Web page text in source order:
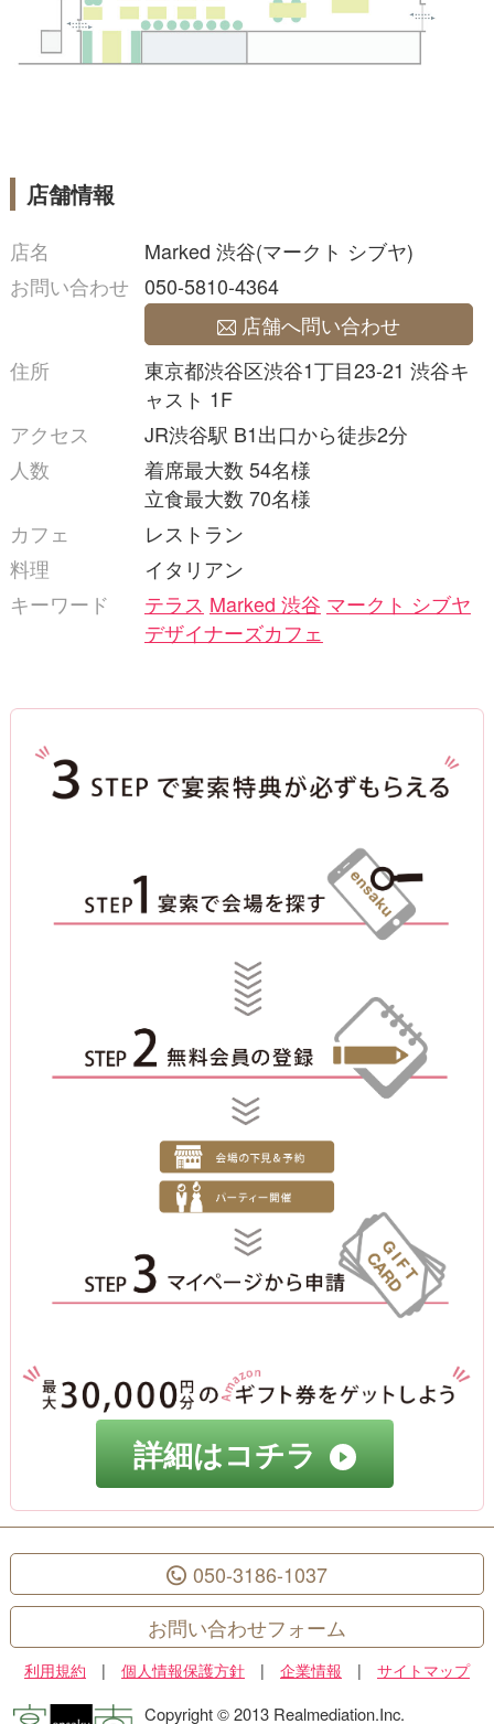
店舗情報
店名
Marked 渋谷(マークト シブヤ)
お問い合わせ 050-5810-4364
店舗へ問い合わせ
住所
東京都渋谷区渋谷1丁目23-21 渋谷キ
ャスト 1F
アクセス
JR渋谷駅 B1出口から徒歩2分
人数
着席最大数 54名様
立食最大数 70名様
カフェ
レストラン
料理
イタリアン
キーワード
テラス Marked 渋谷 マークト シブヤ
デザイナーズカフェ
詳細はコチラ
050-3186-1037
お問い合わせフォーム
利用規約 | 個人情報保護方針 | 企業情報 | サイトマップ
Copyright © 2013 Realmediation.Inc.